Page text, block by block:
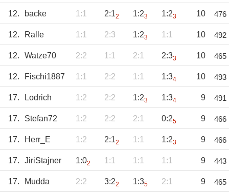
12. backe 1:1 2:12 1:23 1:23 10 476
12. Ralle 1:1 2:3 1:23 1:1 10 492
12. Watze70 2:2 1:1 2:1 2:33 10 465
12. Fischi1887 1:1 2:2 1:1 1:34 10 493
17. Lodrich 1:2 2:2 1:23 1:34 9 491
17. Stefan72 1:2 2:2 2:1 0:25 9 466
17. Herr_E 1:2 2:12 1:1 1:23 9 466
17. JiriStajner 1:02 1:1 1:1 1:1 9 443
17. Mudda 2:2 3:22 1:35 2:1 9 465